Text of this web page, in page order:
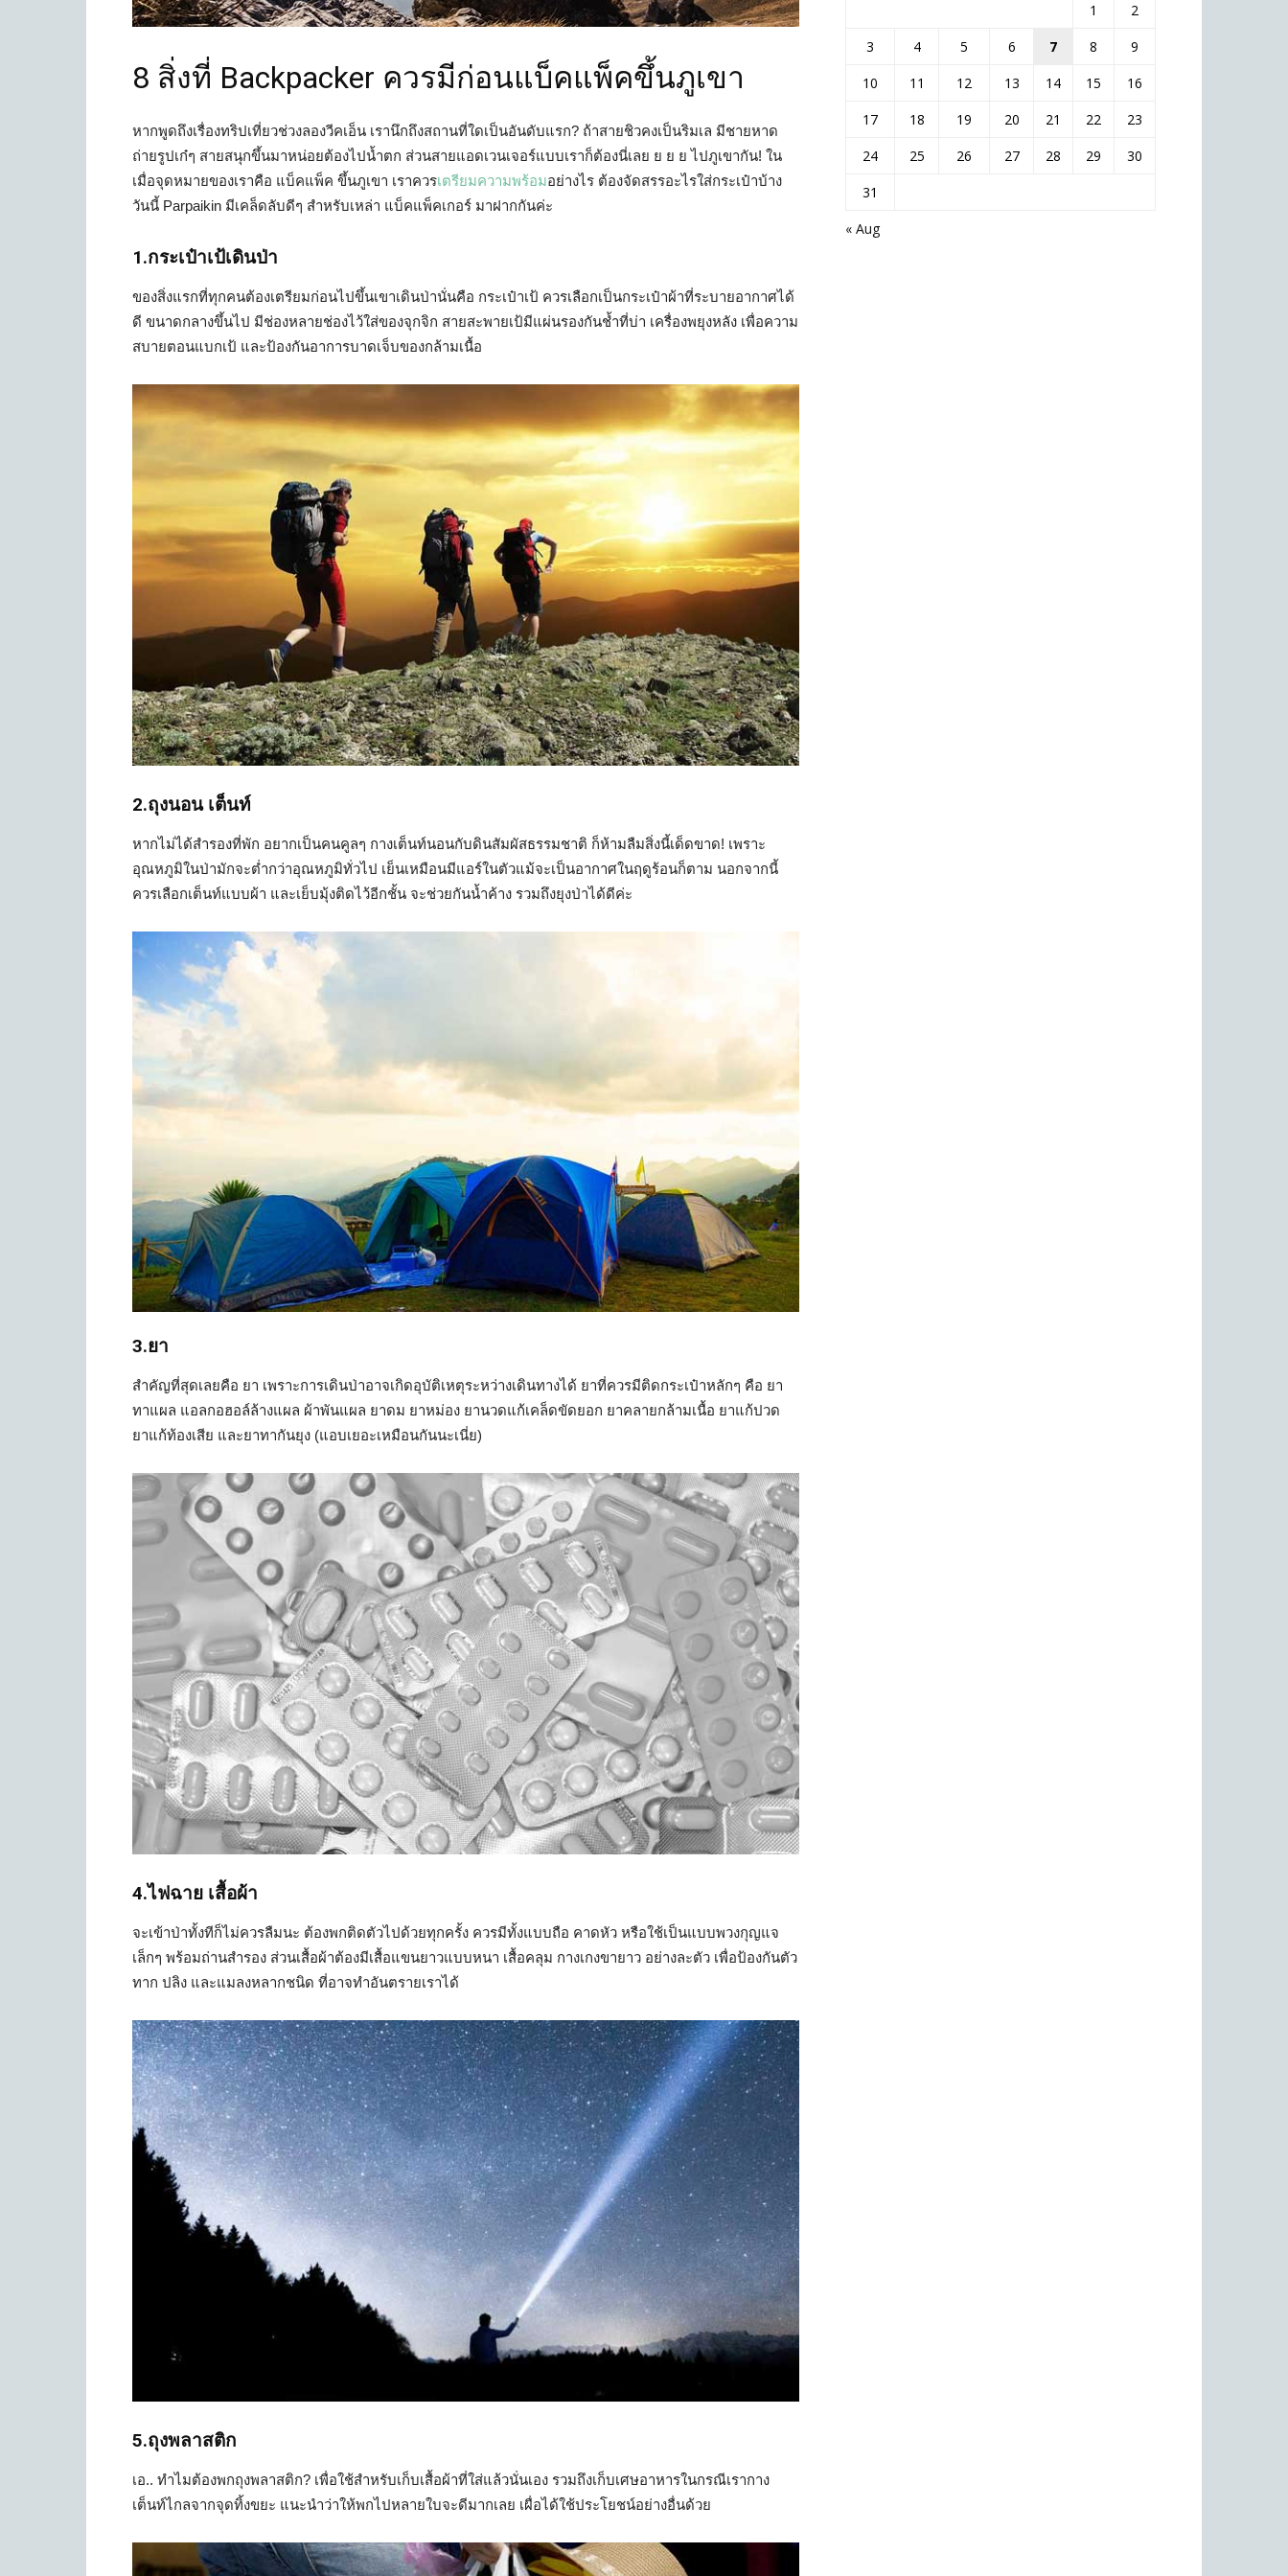
8 สิ่งที่ Backpacker ควรมีก่อนแบ็คแพ็คขึ้นภูเขา
หากพูดถึงเรื่องทริปเที่ยวช่วงลองวีคเอ็น เรานึกถึงสถานที่ใดเป็นอันดับแรก? ถ้าสายชิวคงเป็นริมเล มีชายหาด
ถ่ายรูปเก๋ๆ สายสนุกขึ้นมาหน่อยต้องไปน้ำตก ส่วนสายแอดเวนเจอร์แบบเราก็ต้องนี่เลย ย ย ย ไปภูเขากัน! ใน
เมื่อจุดหมายของเราคือ แบ็คแพ็ค ขึ้นภูเขา เราควรเตรียมความพร้อมอย่างไร ต้องจัดสรรอะไรใส่กระเป๋าบ้าง
วันนี้ Parpaikin มีเคล็ดลับดีๆ สำหรับเหล่า แบ็คแพ็คเกอร์ มาฝากกันค่ะ
1.กระเป๋าเป้เดินป่า
ของสิ่งแรกที่ทุกคนต้องเตรียมก่อนไปขึ้นเขาเดินป่านั่นคือ กระเป๋าเป้ ควรเลือกเป็นกระเป๋าผ้าที่ระบายอากาศได้
ดี ขนาดกลางขึ้นไป มีช่องหลายช่องไว้ใส่ของจุกจิก สายสะพายเป้มีแผ่นรองกันช้ำที่บ่า เครื่องพยุงหลัง เพื่อความ
สบายตอนแบกเป้ และป้องกันอาการบาดเจ็บของกล้ามเนื้อ
2.ถุงนอน เต็นท์
หากไม่ได้สำรองที่พัก อยากเป็นคนคูลๆ กางเต็นท์นอนกับดินสัมผัสธรรมชาติ ก็ห้ามลืมสิ่งนี้เด็ดขาด! เพราะ
อุณหภูมิในป่ามักจะต่ำกว่าอุณหภูมิทั่วไป เย็นเหมือนมีแอร์ในตัวแม้จะเป็นอากาศในฤดูร้อนก็ตาม นอกจากนี้
ควรเลือกเต็นท์แบบผ้า และเย็บมุ้งติดไว้อีกชั้น จะช่วยกันน้ำค้าง รวมถึงยุงป่าได้ดีค่ะ
3.ยา
สำคัญที่สุดเลยคือ ยา เพราะการเดินป่าอาจเกิดอุบัติเหตุระหว่างเดินทางได้ ยาที่ควรมีติดกระเป๋าหลักๆ คือ ยา
ทาแผล แอลกอฮอล์ล้างแผล ผ้าพันแผล ยาดม ยาหม่อง ยานวดแก้เคล็ดขัดยอก ยาคลายกล้ามเนื้อ ยาแก้ปวด
ยาแก้ท้องเสีย และยาทากันยุง (แอบเยอะเหมือนกันนะเนี่ย)
4.ไฟฉาย เสื้อผ้า
จะเข้าป่าทั้งทีก็ไม่ควรลืมนะ ต้องพกติดตัวไปด้วยทุกครั้ง ควรมีทั้งแบบถือ คาดหัว หรือใช้เป็นแบบพวงกุญแจ
เล็กๆ พร้อมถ่านสำรอง ส่วนเสื้อผ้าต้องมีเสื้อแขนยาวแบบหนา เสื้อคลุม กางเกงขายาว อย่างละตัว เพื่อป้องกันตัว
ทาก ปลิง และแมลงหลากชนิด ที่อาจทำอันตรายเราได้
5.ถุงพลาสติก
เอ.. ทำไมต้องพกถุงพลาสติก? เพื่อใช้สำหรับเก็บเสื้อผ้าที่ใส่แล้วนั่นเอง รวมถึงเก็บเศษอาหารในกรณีเรากาง
เต็นท์ไกลจากจุดทิ้งขยะ แนะนำว่าให้พกไปหลายใบจะดีมากเลย เผื่อได้ใช้ประโยชน์อย่างอื่นด้วย
« Aug
1
2
3
4 5 6 7 8
9
10
11 12 13 14 15
16
17
18 19 20 21 22
23
24
25 26 27 28 29
30
31